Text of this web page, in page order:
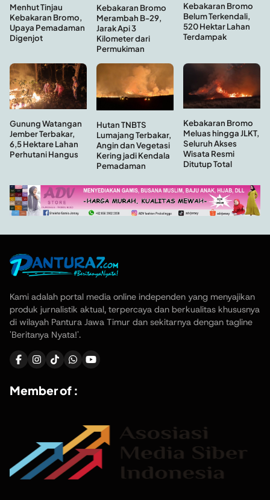
Menhut Tinjau
Kebakaran Bromo,
Upaya Pemadaman
Digenjot
Kebakaran Bromo
Merambah B-29,
Jarak Api 3
Kilometer dari
Permukiman
Kebakaran Bromo
Belum Terkendali,
520 Hektar Lahan
Terdampak
Gunung Watangan
Jember Terbakar,
6,5 Hektare Lahan
Perhutani Hangus
Hutan TNBTS
Lumajang Terbakar,
Angin dan Vegetasi
Kering jadi Kendala
Pemadaman
Kebakaran Bromo
Meluas hingga JLKT,
Seluruh Akses
Wisata Resmi
Ditutup Total
Kami adalah portal media online independen yang menyajikan
produk jurnalistik aktual, terpercaya dan berkualitas khususnya
di wilayah Pantura Jawa Timur dan sekitarnya dengan tagline
'Beritanya Nyata!'.
Member of :